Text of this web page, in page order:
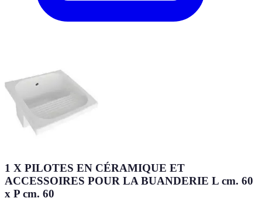
1 X PILOTES EN CÉRAMIQUE ET
ACCESSOIRES POUR LA BUANDERIE L cm. 60
x P cm. 60